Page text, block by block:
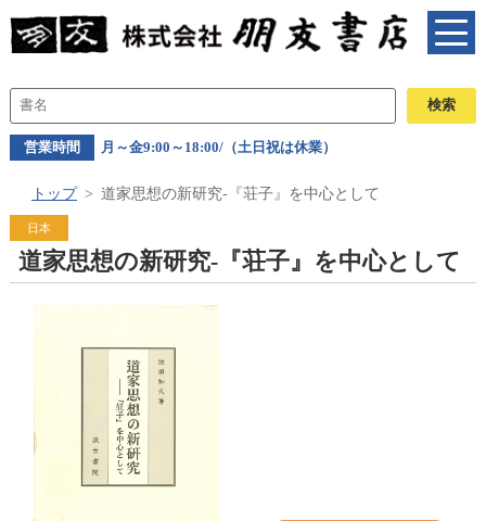
営業時間 月～金9:00～18:00/（土日祝は休業）
トップ 道家思想の新研究-『荘子』を中心として
日本
道家思想の新研究-『荘子』を中心として